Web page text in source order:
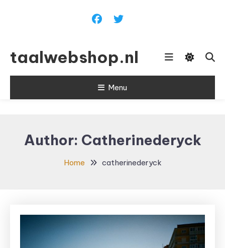
taalwebshop.nl
Menu
Author: Catherinederyck
Home catherinederyck